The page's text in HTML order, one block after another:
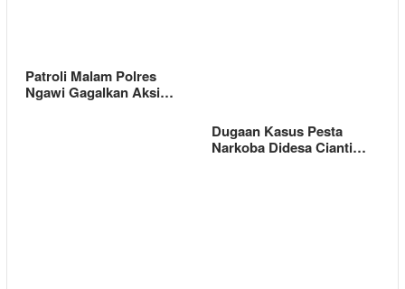
Patroli Malam Polres
Ngawi Gagalkan Aksi…
Dugaan Kasus Pesta
Narkoba Didesa Cianti…